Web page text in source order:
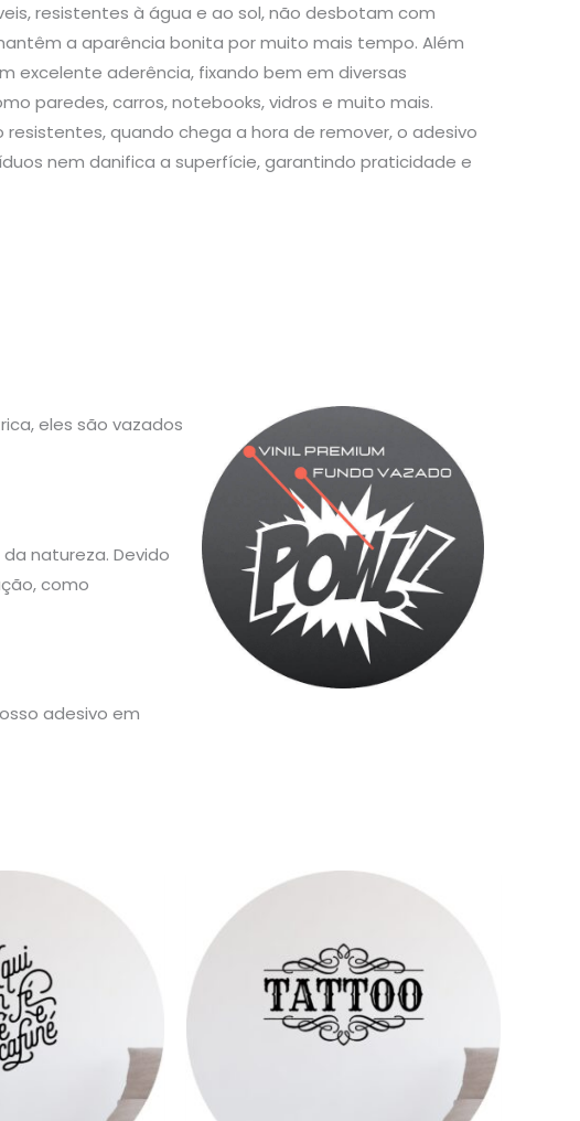
resistentes à água e ao sol, não desbotam com
a aparência bonita por muito mais tempo. Além
excelente aderência, fixando bem em diversas
paredes, carros, notebooks, vidros e muito mais.
resistentes, quando chega a hora de remover, o adesivo
nem danifica a superfície, garantindo praticidade e
eles são vazados
natureza. Devido
como
adesivo em